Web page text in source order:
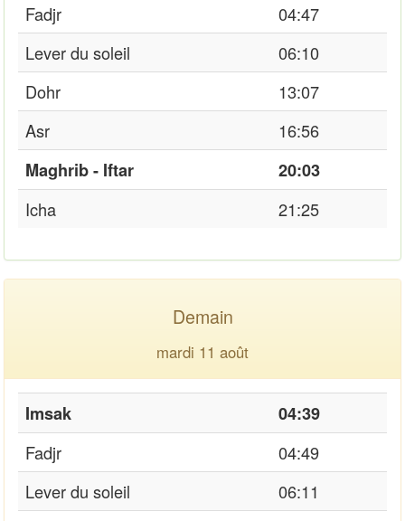
Fadjr
04:47
Lever du soleil
06:10
Dohr
13:07
Asr
16:56
Maghrib - Iftar
20:03
Icha
21:25
Demain
mardi 11 août
Imsak
04:39
Fadjr
04:49
Lever du soleil
06:11